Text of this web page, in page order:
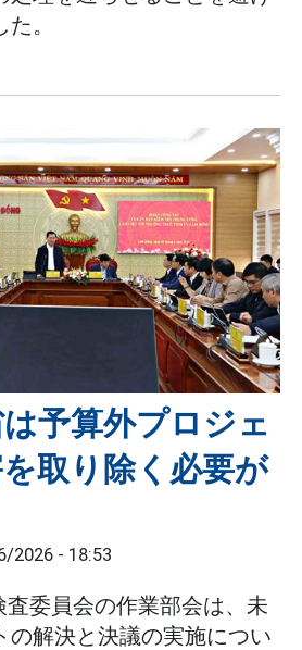
。
予算外プロジェ
取り除く必要が
2026 - 18:53
査委員会の作業部会は、未
の解決と決議の実施につい